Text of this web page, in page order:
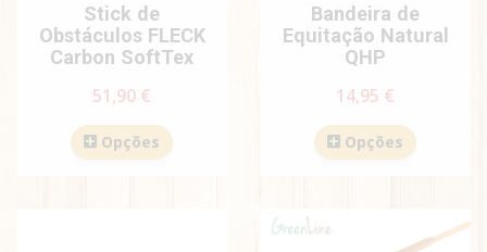
Stick de
Obstáculos FLECK
Carbon SoftTex
51,90 €
Opções
Bandeira de
Equitação Natural
QHP
14,95 €
Opções